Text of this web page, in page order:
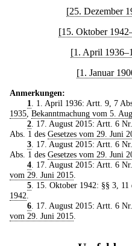
[25. Dezember
[15. Oktober
[1. April
[1. Januar
Anmerkungen:
1
. 1. April 1936: Artt. 9, 7
1935 Bekanntmachung vom 5.
2. 17. August 2015: Artt. 6
Abs. 1 des Gesetzes vom 29. Juni
3. 17. August 2015: Artt. 6
Abs. 1 des Gesetzes vom 29. Juni
4. 17. August 2015: Artt. 6
vom 29. Juni 2015
5. 15. Oktober 1942: §§ 3, 11
1942
6. 17. August 2015: Artt. 6
vom 29. Juni 2015